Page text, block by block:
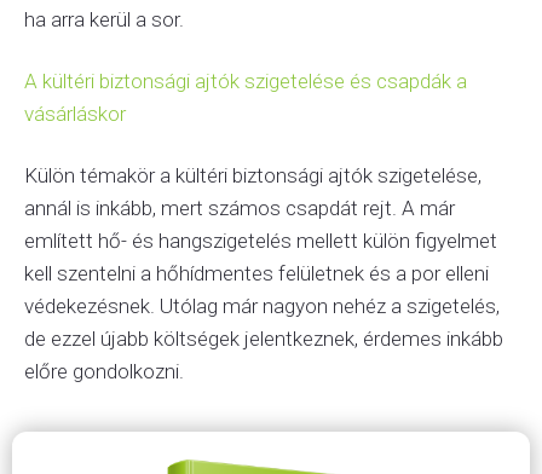
ha arra kerül a sor.
A kültéri biztonsági ajtók szigetelése és csapdák a
vásárláskor
Külön témakör a kültéri biztonsági ajtók szigetelése,
annál is inkább, mert számos csapdát rejt. A már
említett hő- és hangszigetelés mellett külön figyelmet
kell szentelni a hőhídmentes felületnek és a por elleni
védekezésnek. Utólag már nagyon nehéz a szigetelés,
de ezzel újabb költségek jelentkeznek, érdemes inkább
előre gondolkozni.